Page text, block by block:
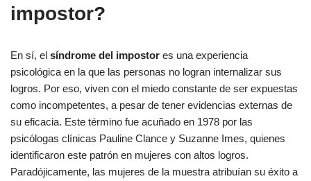
impostor?
En sí, el síndrome del impostor es una experiencia
psicológica en la que las personas no logran internalizar sus
logros. Por eso, viven con el miedo constante de ser expuestas
como incompetentes, a pesar de tener evidencias externas de
su eficacia. Este término fue acuñado en 1978 por las
psicólogas clínicas Pauline Clance y Suzanne Imes, quienes
identificaron este patrón en mujeres con altos logros.
Paradójicamente, las mujeres de la muestra atribuían su éxito a